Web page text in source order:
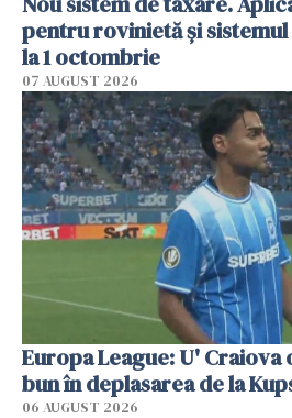
pentru rovinietă şi
la 1 octombrie
07 AUGUST 2026
Europa League: U'
bun în deplasarea de la
06 AUGUST 2026